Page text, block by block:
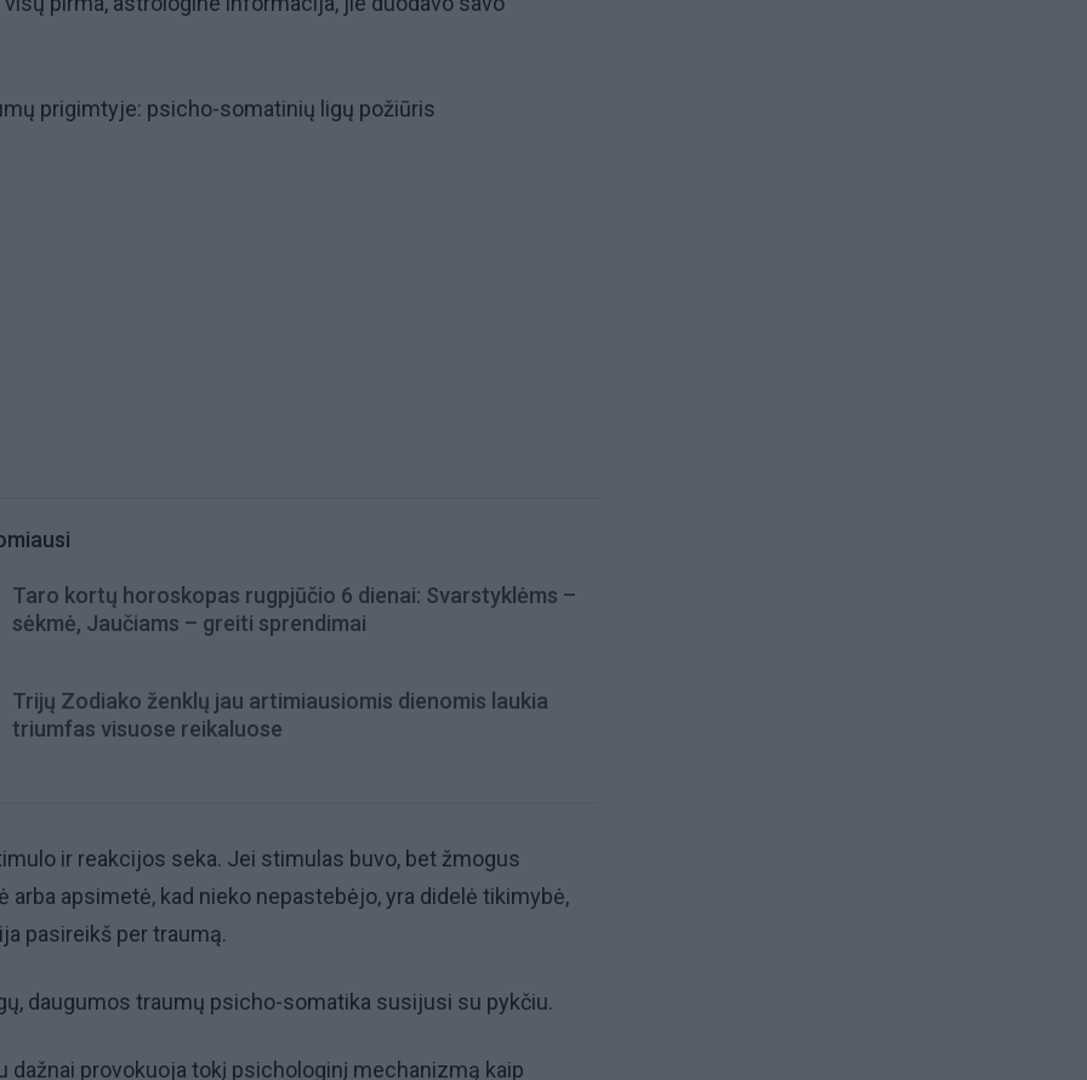
prigimtyje: psicho-somatinių ligų požiūris
Taro kortų horoskopas rugpjūčio 6 dienai: Svarstyklėms –
sėkmė, Jaučiams – greiti sprendimai
Trijų Zodiako ženklų jau artimiausiomis dienomis laukia
triumfas visuose reikaluose
ir reakcijos seka. Jei stimulas buvo, bet žmogus
arba apsimetė, kad nieko nepastebėjo, yra didelė tikimybė,
pasireikš per traumą.
daugumos traumų psicho-somatika susijusi su pykčiu.
dažnai provokuoja tokį psichologinį mechanizmą kaip